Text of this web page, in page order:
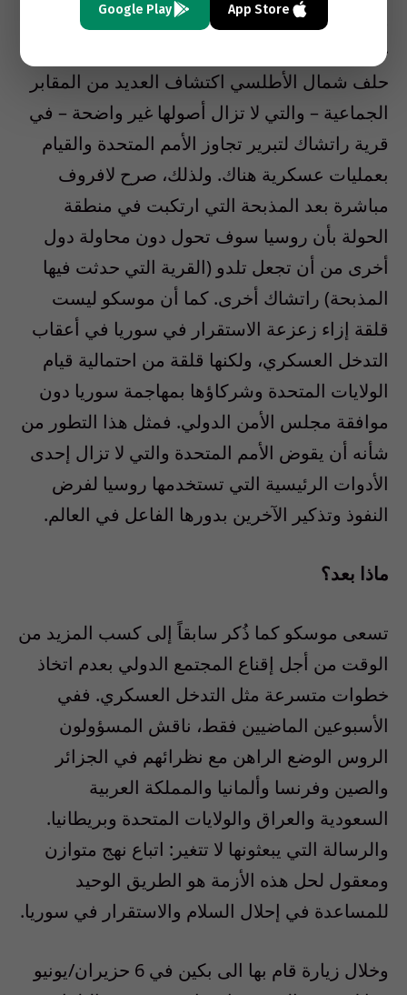
وأخيراً وليس آخراً، تخشى روسيا من تكرار ما
حلف شمال الأطلسي اكتشاف العديد من المقابر
الجماعية – والتي لا تزال أصولها غير واضحة – في
قرية راتشاك لتبرير تجاوز الأمم المتحدة والقيام
بعمليات عسكرية هناك. ولذلك، صرح لافروف
مباشرة بعد المذبحة التي ارتكبت في منطقة
الحولة بأن روسيا سوف تحول دون محاولة دول
أخرى من أن تجعل تلدو (القرية التي حدثت فيها
المذبحة) راتشاك أخرى. كما أن موسكو ليست
قلقة إزاء زعزعة الاستقرار في سوريا في أعقاب
التدخل العسكري، ولكنها قلقة من احتمالية قيام
الولايات المتحدة وشركاؤها بمهاجمة سوريا دون
موافقة مجلس الأمن الدولي. فمثل هذا التطور من
شأنه أن يقوض الأمم المتحدة والتي لا تزال إحدى
الأدوات الرئيسية التي تستخدمها روسيا لفرض
النفوذ وتذكير الآخرين بدورها الفاعل في العالم.
ماذا بعد؟
تسعى موسكو كما ذُكر سابقاً إلى كسب المزيد من
الوقت من أجل إقناع المجتمع الدولي بعدم اتخاذ
خطوات متسرعة مثل التدخل العسكري. ففي
الأسبوعين الماضيين فقط، ناقش المسؤولون
الروس الوضع الراهن مع نظرائهم في الجزائر
والصين وفرنسا وألمانيا والمملكة العربية
السعودية والعراق والولايات المتحدة وبريطانيا.
والرسالة التي يبعثونها لا تتغير: اتباع نهج متوازن
ومعقول لحل هذه الأزمة هو الطريق الوحيد
للمساعدة في إحلال السلام والاستقرار في سوريا.
وخلال زيارة قام بها الى بكين في 6 حزيران/يونيو
App Store
Google Play